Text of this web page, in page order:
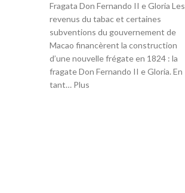
Fragata Don Fernando II e Gloria Les
revenus du tabac et certaines
subventions du gouvernement de
Macao financèrent la construction
d’une nouvelle frégate en 1824 : la
fragate Don Fernando II e Gloria. En
tant… Plus